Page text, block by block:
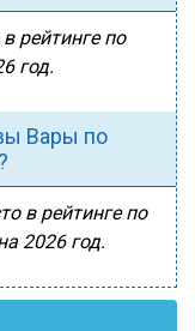
рейтинге по
год.
Вары по
в рейтинге по
2026 год.